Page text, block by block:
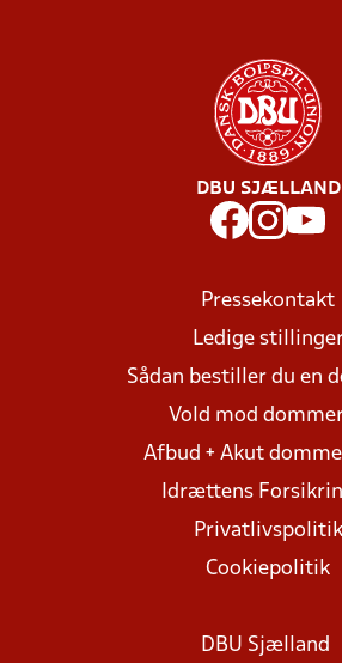
DBU SJÆLLAND
Pressekontakt
Ledige
Sådan bestiller du en
Vold mod
Afbud + Akut
Idrættens
Privatlivspolitik
Cookiepolitik
DBU Sjælland